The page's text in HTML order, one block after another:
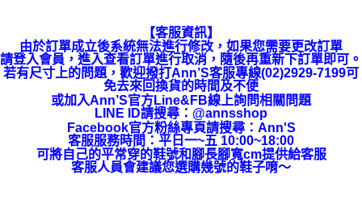
【客服資訊】
由於訂單成立後系統無法進行修改，如果您需要更改訂單
請登入會員，進入查看訂單進行取消，隨後再重新下訂單即可。
若有尺寸上的問題，歡迎撥打Ann’S客服專線(02)2929-7199可
免去來回換貨的時間及不便
或加入Ann’S官方Line&FB線上詢問相關問題
LINE ID請搜尋 ： @annsshop
Facebook官方粉絲專頁請搜尋：Ann'S
客服服務時間：平日一~五 10:00~18:00
可將自己的平常穿的鞋號和腳長腳寬cm提供給客服
客服人員會建議您選購幾號的鞋子唷～